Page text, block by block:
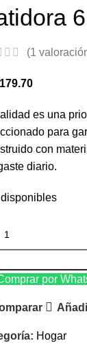
(1
179.70
es una
para
con
diario.
por
Hogar